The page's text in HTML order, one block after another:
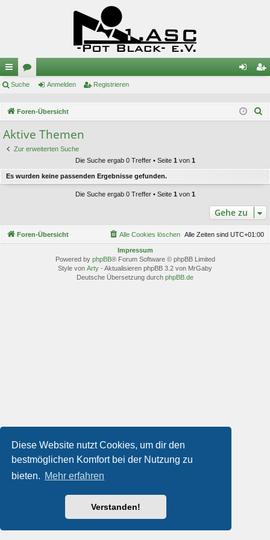
Diese Website nutzt Cookies, um dir den
bestmöglichen Komfort bei der Nutzung zu
bieten. Mehr erfahren
Verstanden!
ch
llz
ug
or
el rie
Suche Anmelden Registrieren
Foren-Übersicht
Aktive Themen
Zur erweiterten Suche
Die Suche ergab 0 Treffer • Seite 1 von 1
Es wurden keine passenden Ergebnisse gefunden.
Die Suche ergab 0 Treffer • Seite 1 von 1
Gehe zu
Foren-Übersicht Alle Zeiten sind UTC+01:00
Alle Cookies löschen
Impressum
Powered by phpBB® Forum Software © phpBB Limited
Style von Arty - Aktualisieren phpBB 3.2 von MrGaby
Deutsche Übersetzung durch phpBB.de